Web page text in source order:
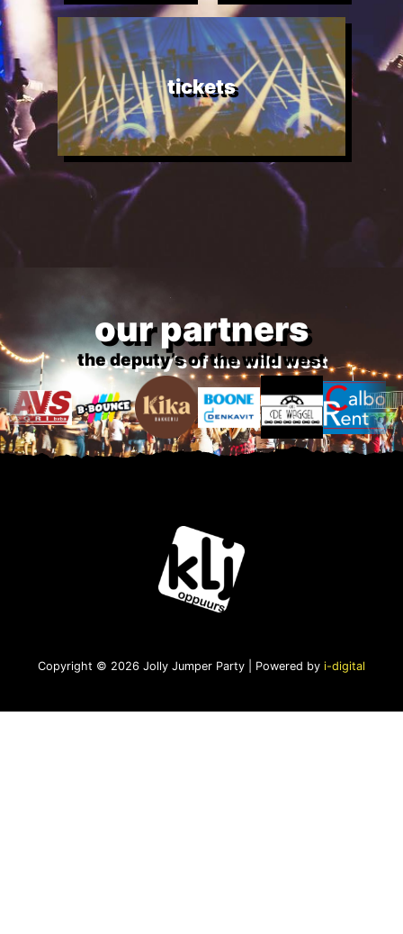
tickets
our partners
the deputy’s of the wild west
Copyright © 2026 Jolly Jumper Party | Powered by i-digital